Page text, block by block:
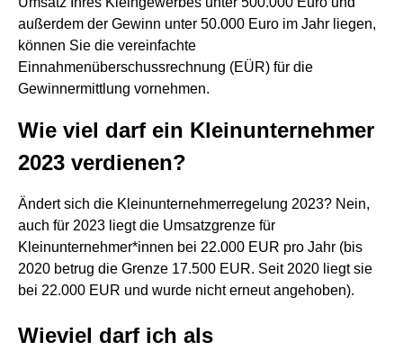
außerdem der Gewinn unter 50.000 Euro im Jahr liegen,
können Sie die vereinfachte
Einnahmenüberschussrechnung (EÜR) für die
Gewinnermittlung vornehmen.
Wie viel darf ein Kleinunternehmer
2023 verdienen?
Ändert sich die Kleinunternehmerregelung 2023? Nein,
auch für 2023 liegt die Umsatzgrenze für
Kleinunternehmer*innen bei 22.000 EUR pro Jahr (bis
2020 betrug die Grenze 17.500 EUR. Seit 2020 liegt sie
bei 22.000 EUR und wurde nicht erneut angehoben).
Wieviel darf ich als